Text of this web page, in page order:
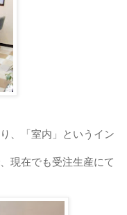
、「室内」というイン
現在でも受注生産にて